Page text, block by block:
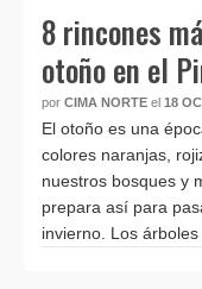
8 rincones
otoño en el
por CIMA NORTE el 18
El otoño es una
colores naranjas,
nuestros bosques y
prepara así para
invierno. Los